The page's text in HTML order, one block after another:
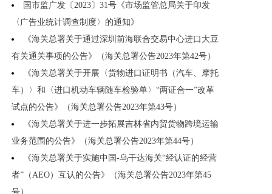
国市监广发〔2023〕31号《市场监管总局关于印发
〈广告业统计调查制度〉的通知》
《海关总署关于通过深圳前海联合交易中心进口大豆
有关通关事项的公告》（海关总署公告2023年第42号）
《海关总署关于开展〈货物进口证明书（汽车、摩托
车）〉和〈进口机动车辆随车检验单〉“两证合一”改革
试点的公告》（海关总署公告2023年第43号）
《海关总署关于进一步拓展吉林省内贸货物跨境运输
业务范围的公告》（海关总署公告2023年第44号）
《海关总署关于实施中国-乌干达海关“经认证的经营
者”（AEO）互认的公告》（海关总署公告2023年第45
号）